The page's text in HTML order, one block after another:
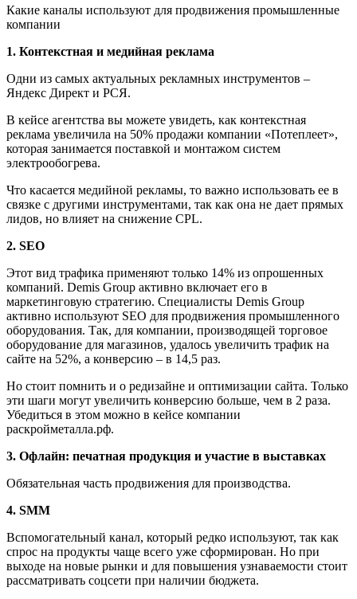
Какие каналы используют для продвижения промышленные
компании
1. Контекстная и медийная реклама
Одни из самых актуальных рекламных инструментов –
Яндекс Директ и РСЯ.
В кейсе агентства вы можете увидеть, как контекстная
реклама увеличила на 50% продажи компании «Потеплеет»,
которая занимается поставкой и монтажом систем
электрообогрева.
Что касается медийной рекламы, то важно использовать ее в
связке с другими инструментами, так как она не дает прямых
лидов, но влияет на снижение CPL.
2. SEO
Этот вид трафика применяют только 14% из опрошенных
компаний. Demis Group активно включает его в
маркетинговую стратегию. Специалисты Demis Group
активно используют SEO для продвижения промышленного
оборудования. Так, для компании, производящей торговое
оборудование для магазинов, удалось увеличить трафик на
сайте на 52%, а конверсию – в 14,5 раз.
Но стоит помнить и о редизайне и оптимизации сайта. Только
эти шаги могут увеличить конверсию больше, чем в 2 раза.
Убедиться в этом можно в кейсе компании
раскройметалла.рф.
3. Офлайн: печатная продукция и участие в выставках
Обязательная часть продвижения для производства.
4. SMM
Вспомогательный канал, который редко используют, так как
спрос на продукты чаще всего уже сформирован. Но при
выходе на новые рынки и для повышения узнаваемости стоит
рассматривать соцсети при наличии бюджета.